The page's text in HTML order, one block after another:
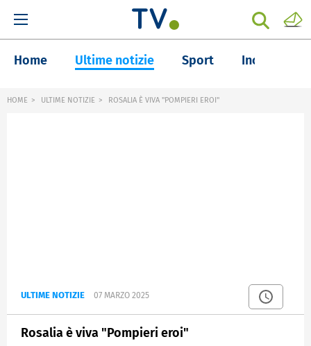
Home Ultime notizie Sport Inchieste
HOME ULTIME NOTIZIE ROSALIA È VIVA "POMPIERI EROI"
ULTIME NOTIZIE 07 MARZO 2025
Rosalia è viva "Pompieri eroi"